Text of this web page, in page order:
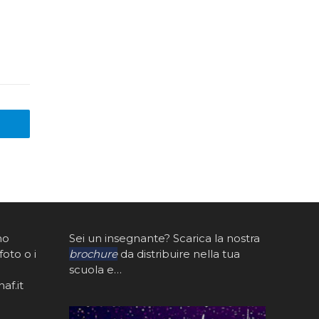
o i
Sei un insegnante? Scarica la nostra
brochureda distribuire nella tua
scuola e…